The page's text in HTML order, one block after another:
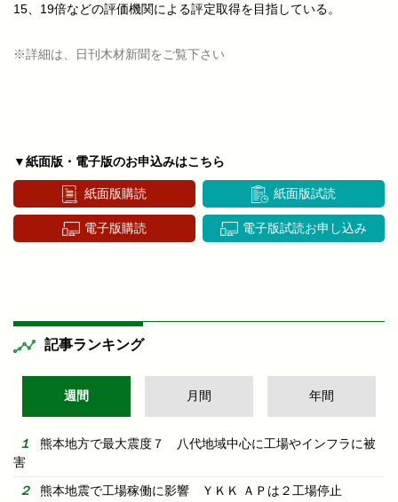
15、19倍などの評価機関による評定取得を目指している。
※詳細は、日刊木材新聞をご覧下さい
▼紙面版・電子版のお申込みはこちら
紙面版購読 紙面版試読
電子版購読 電子版試読お申し込み
記事ランキング
週間 月間 年間
熊本地方で最大震度７ 八代地域中心に工場やインフラに被
害
熊本地震で工場稼働に影響 ＹＫＫ ＡＰは２工場停止